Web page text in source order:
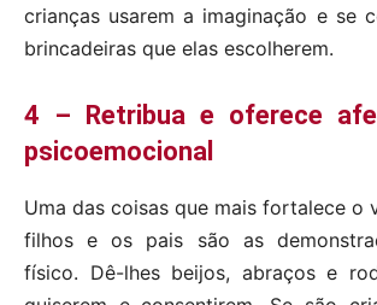
crianças usarem a imaginação e se
brincadeiras que elas escolherem.
4 – Retribua e oferece
psicoemocional
Uma das coisas que mais fortalece o
filhos e os pais são as
físico. Dê-lhes beijos, abraços e